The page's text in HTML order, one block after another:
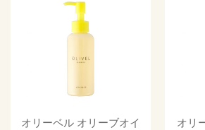
オリーベル オリーブオイ
オリ